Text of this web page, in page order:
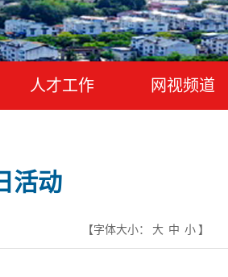
人才工作 网视频道
活动
【字体大小： 大 中 小 】